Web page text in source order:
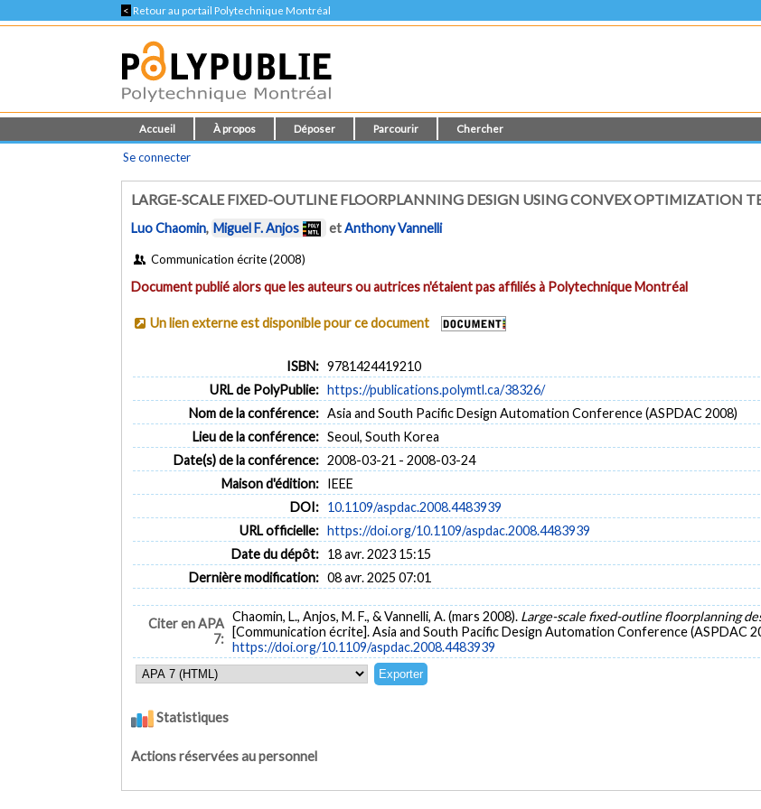
< Retour au portail Polytechnique Montréal
Accueil À propos Déposer Parcourir Chercher
Se connecter
LARGE-SCALE FIXED-OUTLINE FLOORPLANNING DESIGN USING CONVEX OPTIMIZATION
Luo Chaomin, Miguel F. Anjos etAnthony Vannelli
Communication écrite (2008)
Document publié alors que les auteurs ou autrices n'étaient pas affiliés à Polytechnique Montréal
Un lien externe est disponible pour ce document
ISBN: 9781424419210
URL de PolyPublie: https://publications.polymtl.ca/38326/
Nom de la conférence: Asia and South Pacific Design Automation Conference (ASPDAC 2008)
Lieu de la conférence: Seoul, South Korea
Date(s) de la conférence: 2008-03-21 - 2008-03-24
Maison d'édition: IEEE
DOI: 10.1109/aspdac.2008.4483939
URL officielle: https://doi.org/10.1109/aspdac.2008.4483939
Date du dépôt: 18 avr. 2023 15:15
Dernière modification: 08 avr. 2025 07:01
Citer en APA
7:
Chaomin, L., Anjos, M. F., & Vannelli, A. (mars 2008). Large-scale fixed-outline floorplanning
[Communication écrite]. Asia and South Pacific Design Automation Conference (ASPDAC
https://doi.org/10.1109/aspdac.2008.4483939
Statistiques
Actions réservées au personnel